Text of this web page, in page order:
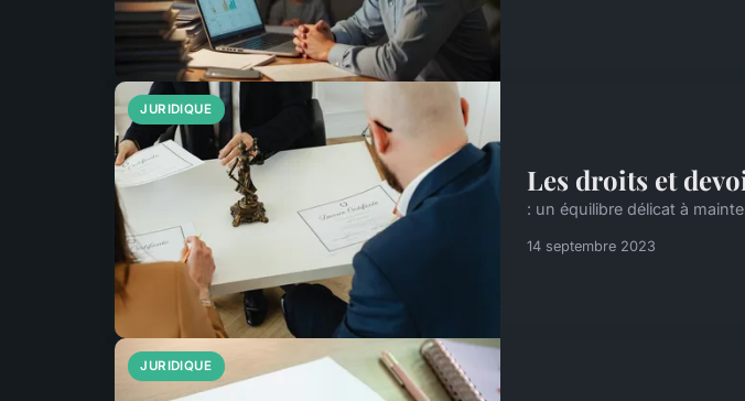
JURIDIQUE
Les droits et
: un équilibre délicat à
14 septembre 2023
JURIDIQUE